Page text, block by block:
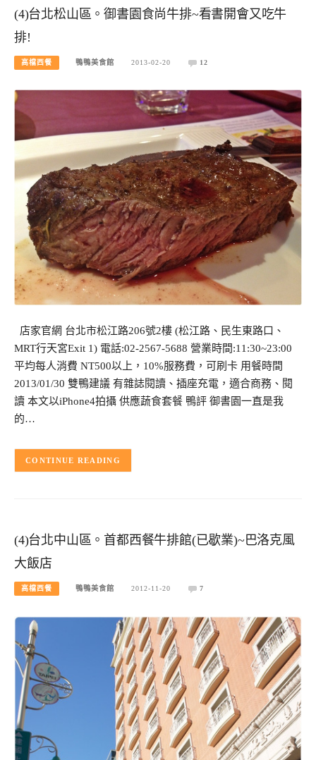
(4)台北松山區。御書園食尚牛排~看書開會又吃牛
排!
高檔西餐 鴨鴨美食館 2013-02-20 12
店家官網 台北市松江路206號2樓 (松江路、民生東路口、
MRT行天宮Exit 1) 電話:02-2567-5688 營業時間:11:30~23:00
平均每人消費 NT500以上，10%服務費，可刷卡 用餐時間
2013/01/30 雙鴨建議 有雜誌閱讀、插座充電，適合商務、閱
讀 本文以iPhone4拍攝 供應蔬食套餐 鴨評 御書園一直是我
的…
CONTINUE READING
(4)台北中山區。首都西餐牛排館(已歇業)~巴洛克風
大飯店
高檔西餐 鴨鴨美食館 2012-11-20 7